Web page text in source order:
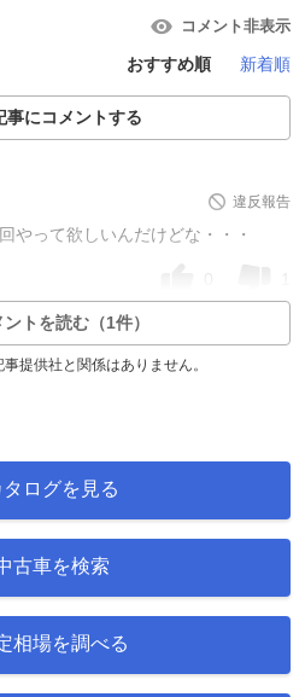
コメント非表示
おすすめ順 新着順
事にコメントする
違反報告
やって欲しいんだけどな・・・
トを読む（1件）
提供社と関係はありません。
タログを見る
古車を検索
相場を調べる